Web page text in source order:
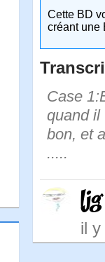
Cette BD
créant une
Case
quand il
bon, et
.....
ljg
il